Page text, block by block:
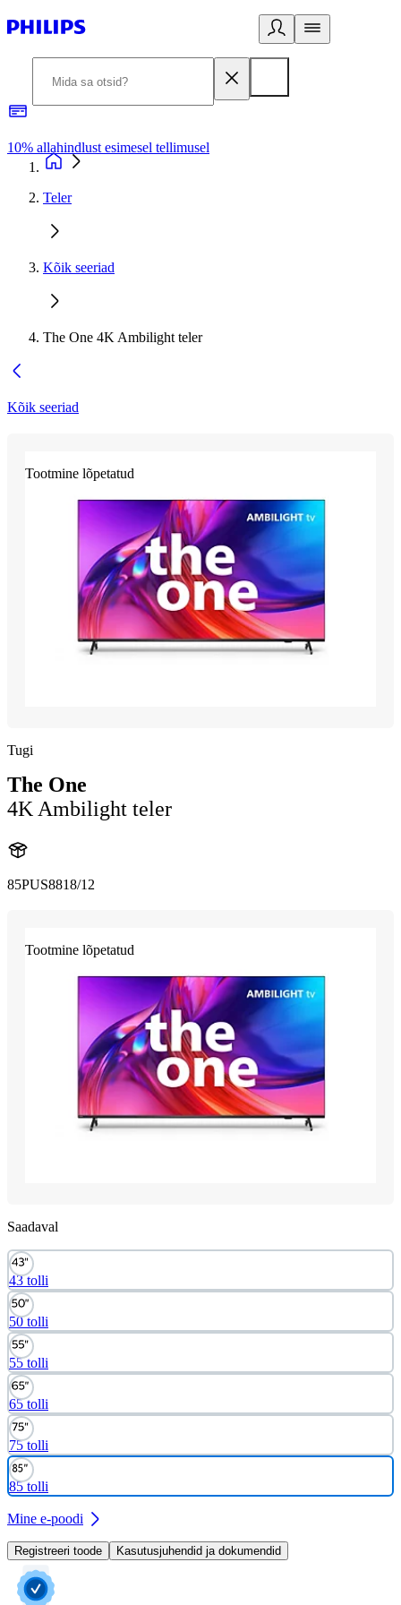
10% allahindlust esimesel tellimusel
Teler
Kõik seeriad
The One 4K Ambilight teler
Kõik seeriad
Tootmine lõpetatud
Tugi
The One
4K Ambilight teler
85PUS8818/12
Tootmine lõpetatud
Saadaval
43 tolli
50 tolli
55 tolli
65 tolli
75 tolli
85 tolli
Mine e-poodi
Registreeri toode Kasutusjuhendid ja dokumendid